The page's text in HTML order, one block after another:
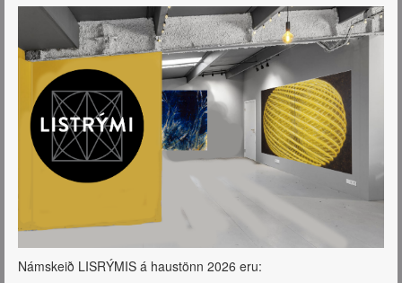
Námskeið LISRÝMIS á haustönn 2026 eru: